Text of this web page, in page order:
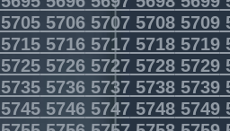
5706570757085709
5716571757185719
5726572757285729
5736573757385739
5746574757485749